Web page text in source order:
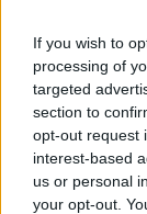
If you wish to
processing of
targeted
section to
opt-out request
interest-based
us or personal
your opt-out.